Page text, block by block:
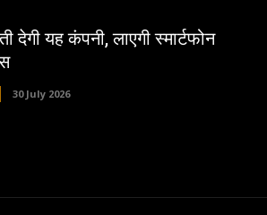
देगी यह कंपनी, लाएगी स्मार्टफोन
30 July 2026